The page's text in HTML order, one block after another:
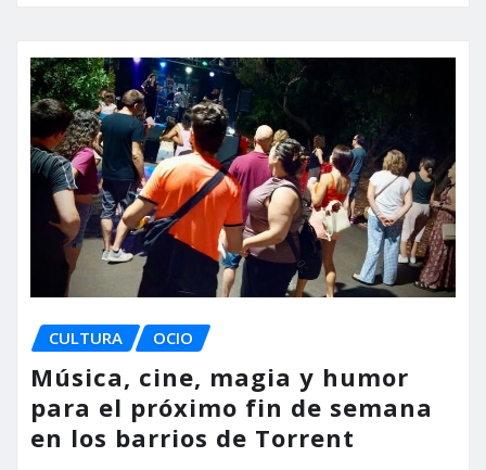
CULTURA OCIO
Música, cine, magia y humor
para el próximo fin de semana
en los barrios de Torrent